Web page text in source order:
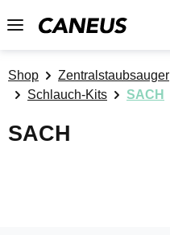
Zum Hauptinhalt springen
Shop Zentralstaubsauger
Schlauch-Kits
SACH
SACH